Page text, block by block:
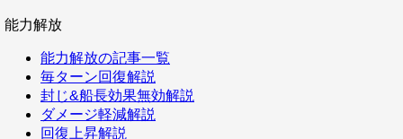
能力解放
能力解放の記事一覧
毎ターン回復解説
封じ&船長効果無効解説
ダメージ軽減解説
回復上昇解説